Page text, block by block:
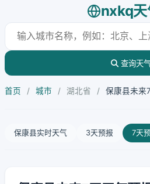
nxkq天
查询天
首页 / 城市 / 湖北省 / 保康县未来
保康县实时天气 3天预报 7天